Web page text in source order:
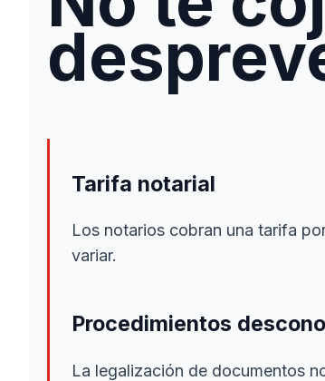
Tarifa notarial
Los notarios cobran una tarifa
variar.
Procedimientos
La legalización de documentos